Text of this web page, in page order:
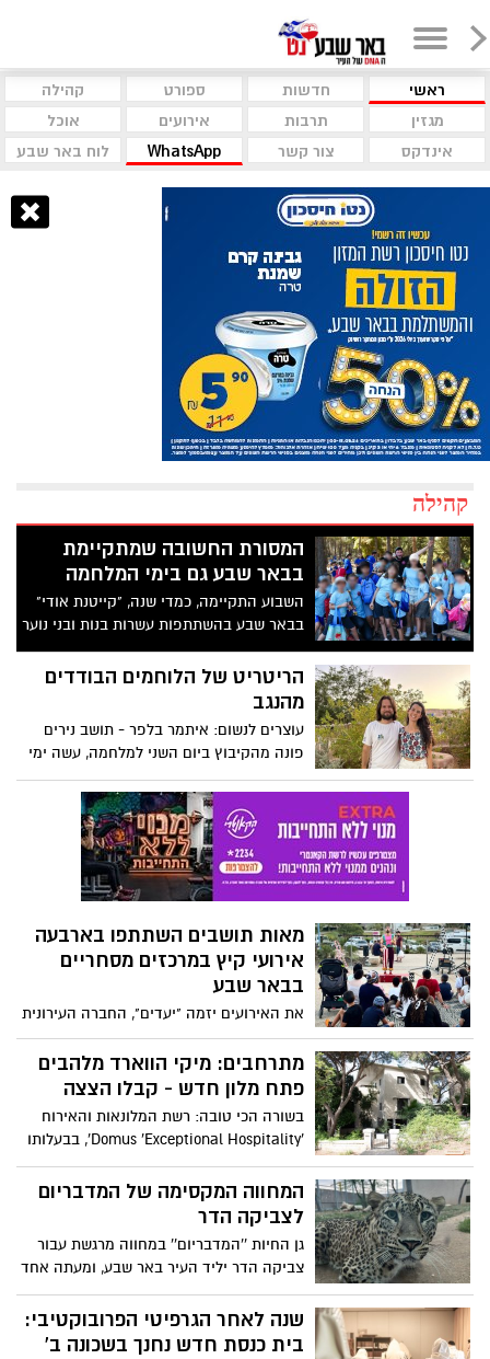
ראשי חדשות ספורט
קהילה
מגזין
תרבות אירועים
אוכל
אינדקס
צור קשר WhatsApp לוח באר שבע
קהילה
המסורת החשובה שמתקיימת
בבאר שבע גם בימי המלחמה
השבוע התקיימה, כמדי שנה, "קייטנת אודי"
בבאר שבע בהשתתפות עשרות בנות ובני נוער
תושבי העיר – דתיים, חילוניים ומסורתיים.
הקייטנה, המופעלת בידי חברי וחברות "גרעיני
אודי" של עמותת "בנתיבי אודי", הביאה את
מעולם ההייטק - ישירות לילדי וילדות הרווחה
בעיר
הריטריט של הלוחמים הבודדים
מהנגב
עוצרים לנשום: איתמר בלפר - תושב נירים
פונה מהקיבוץ ביום השני למלחמה, עשה ימי
מילואים רבים כלוחם ולמרות המצב ממשיך
ללוות ולסייע לחיילים בודדים שעושים דרך
דומה לשלו במסגרת עמותת "אח גדול למען
חיילים בודדים". איתמר, יחד עם נוספים
מתנדבי הארגון יצאו לסופ"ש מלא בשקט,
מרחבים פתוחים ומיינדפולנס
מאות תושבים השתתפו בארבעה
אירועי קיץ במרכזים מסחריים
בבאר שבע
את האירועים יזמה "יעדים", החברה העירונית
לפיתוח עסקי בעיר, כחלק מהמהלכים שהיא
מיישמת לטובת קידום המרכזים המסחריים
בשכונות הוותיקות בבאר שבע, המשתתפים
פעילותם במהלך האירועים
מתרחבים: מיקי הווארד מלהבים
פתח מלון חדש - קבלו הצצה
בשורה הכי טובה: רשת המלונאות והאירוח
'Domus 'Exceptional Hospitality', בבעלותו
של המנכ"ל מיקי הווארד מלהבים, הודיעה על
פתיחת מלון נוסף בחיפה (בנוסף למלון דומוס
בת גלים) הממוקם על הים בשכונת בת גלים
יש שיגידו, והתמונות יעידו בעד עצמן, שזה
הרחוב עם הנוף הכי יפה בחיפה, בסמוך לגן
הבהאיים.
המחווה המקסימה של המדבריום
לצביקה הדר
גן החיות ''המדבריום'' במחווה מרגשת עבור
צביקה הדר יליד העיר באר שבע, ומעתה אחד
מהנמרים ייקרא לשמו
שנה לאחר הגרפיטי הפרובוקטיבי:
בית כנסת חדש נחנך בשכונה ב'